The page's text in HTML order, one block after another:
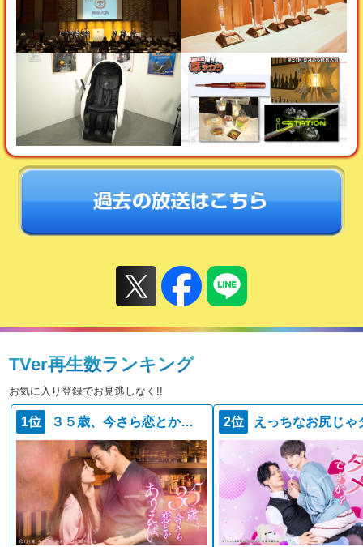
TVer再生数ランキング
お気に入り登録でお見逃しなく!!
1位 ３５歳、今さら恋とかありえない 2位